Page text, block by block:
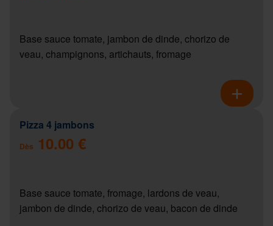
Base sauce tomate, jambon de dinde, chorizo de
veau, champignons, artichauts, fromage
Pizza 4 jambons
Dès 10.00 €
Base sauce tomate, fromage, lardons de veau,
jambon de dinde, chorizo de veau, bacon de dinde